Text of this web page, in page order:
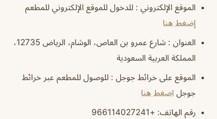
الموقع الإلكتروني : للدخول للموقع الإلكتروني للمطعم
إضغط هنا
العنوان : شارع عمرو بن العاص، الوشام، الرياض 12735،
المملكة العربية السعودية
الموقع على خرائط جوجل : للوصول للمطعم عبر خرائط
جوجل اضغط هنا
رقم الهاتف: +966114027241